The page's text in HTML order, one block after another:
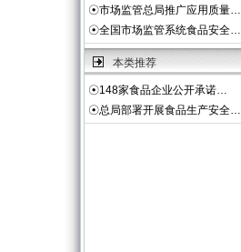
☉市场监管总局推广应用质量…
☉全国市场监管系统食品安全…
本类推荐
☉148家食品企业公开承诺…
☉总局部署开展食品生产安全…